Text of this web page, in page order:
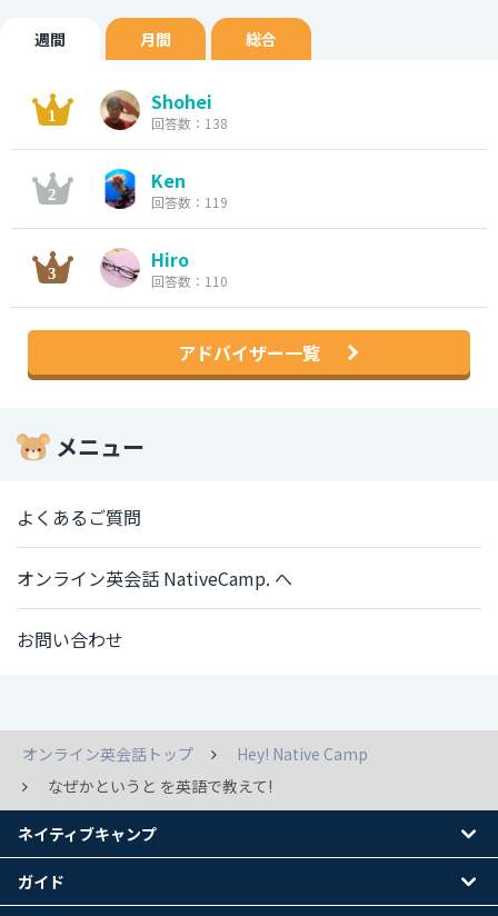
週間 月間 総合
Shohei
回答数：138
Ken
回答数：119
Hiro
回答数：110
アドバイザー一覧
メニュー
よくあるご質問
オンライン英会話 NativeCamp. へ
お問い合わせ
オンライン英会話トップ
Hey! Native Camp
なぜかというと を英語で教えて!
ネイティブキャンプ
ガイド